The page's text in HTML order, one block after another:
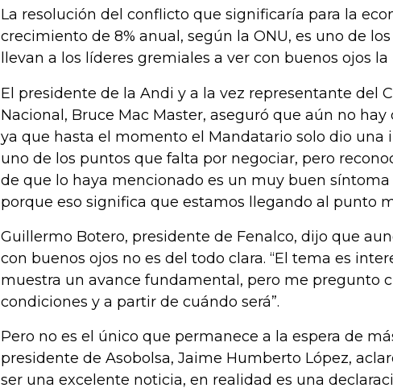
La resolución del conflicto que significaría para la
crecimiento de 8% anual, según la ONU, es uno de
llevan a los líderes gremiales a ver con buenos ojos
El presidente de la Andi y a la vez representante del
Nacional, Bruce Mac Master, aseguró que aún no hay
ya que hasta el momento el Mandatario solo dio una
uno de los puntos que falta por negociar, pero
de que lo haya mencionado es un muy buen síntoma
porque eso significa que estamos llegando al punto
Guillermo Botero, presidente de Fenalco, dijo que
con buenos ojos no es del todo clara. “El tema es
muestra un avance fundamental, pero me pregunto
condiciones y a partir de cuándo será”.
Pero no es el único que permanece a la espera de
presidente de Asobolsa, Jaime Humberto López,
ser una excelente noticia, en realidad es una